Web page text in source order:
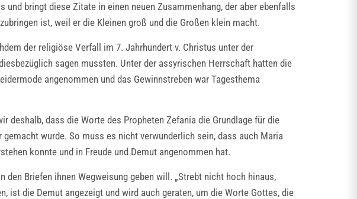
bringt diese Zitate in einen neuen Zusammenhang, der aber ebenfalls
ist, weil er die Kleinen groß und die Großen klein macht.
der religiöse Verfall im 7. Jahrhundert v. Christus unter der
sagen mussten. Unter der assyrischen Herrschaft hatten die
angenommen und das Gewinnstreben war Tagesthema
deshalb, dass die Worte des Propheten Zefania die Grundlage für die
wurde. So muss es nicht verwunderlich sein, dass auch Maria
konnte und in Freude und Demut angenommen hat.
Briefen ihnen Wegweisung geben will. „Strebt nicht hoch hinaus,
ist die Demut angezeigt und wird auch geraten, um die Worte Gottes, die